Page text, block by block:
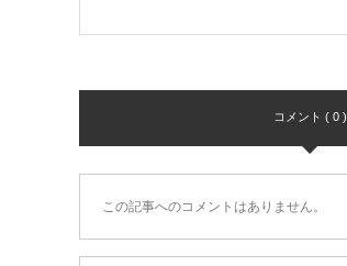
コメント ( 0 )
この記事へのコメントはありません。